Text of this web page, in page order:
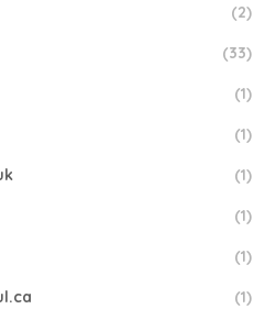
(2)
(33)
(1)
(1)
(1)
(1)
(1)
(1)